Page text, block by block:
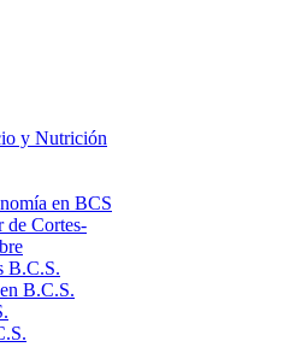
y Nutrición
en BCS
de Cortes-
B.C.S.
B.C.S.